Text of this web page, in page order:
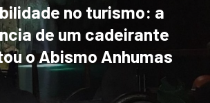
no turismo: a
de um cadeirante
o Abismo Anhumas